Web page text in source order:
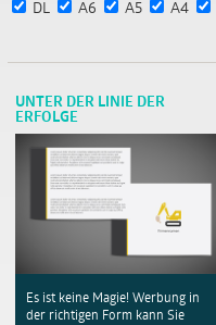
DL A6 A5 A4
UNTER DER LINIE DER
ERFOLGE
Es ist keine Magie! Werbung in
der richtigen Form kann Sie